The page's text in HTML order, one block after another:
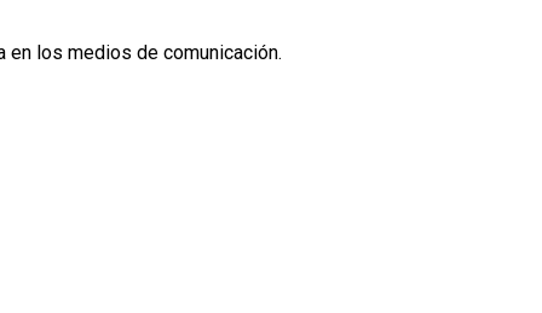
los medios de comunicación.